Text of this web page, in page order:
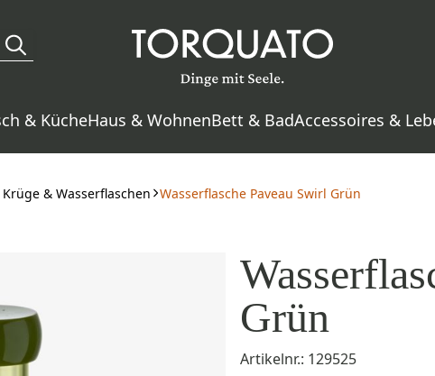
& KücheHaus & WohnenBett & BadAccessoires &
& Wasserflaschen Wasserflasche Paveau Swirl Grün
Grün
Artikelnr.: 129525